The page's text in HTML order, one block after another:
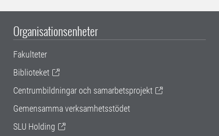
Organisationsenheter
Fakulteter
Biblioteket
Centrumbildningar och samarbetsprojekt
Gemensamma verksamhetsstödet
SLU Holding